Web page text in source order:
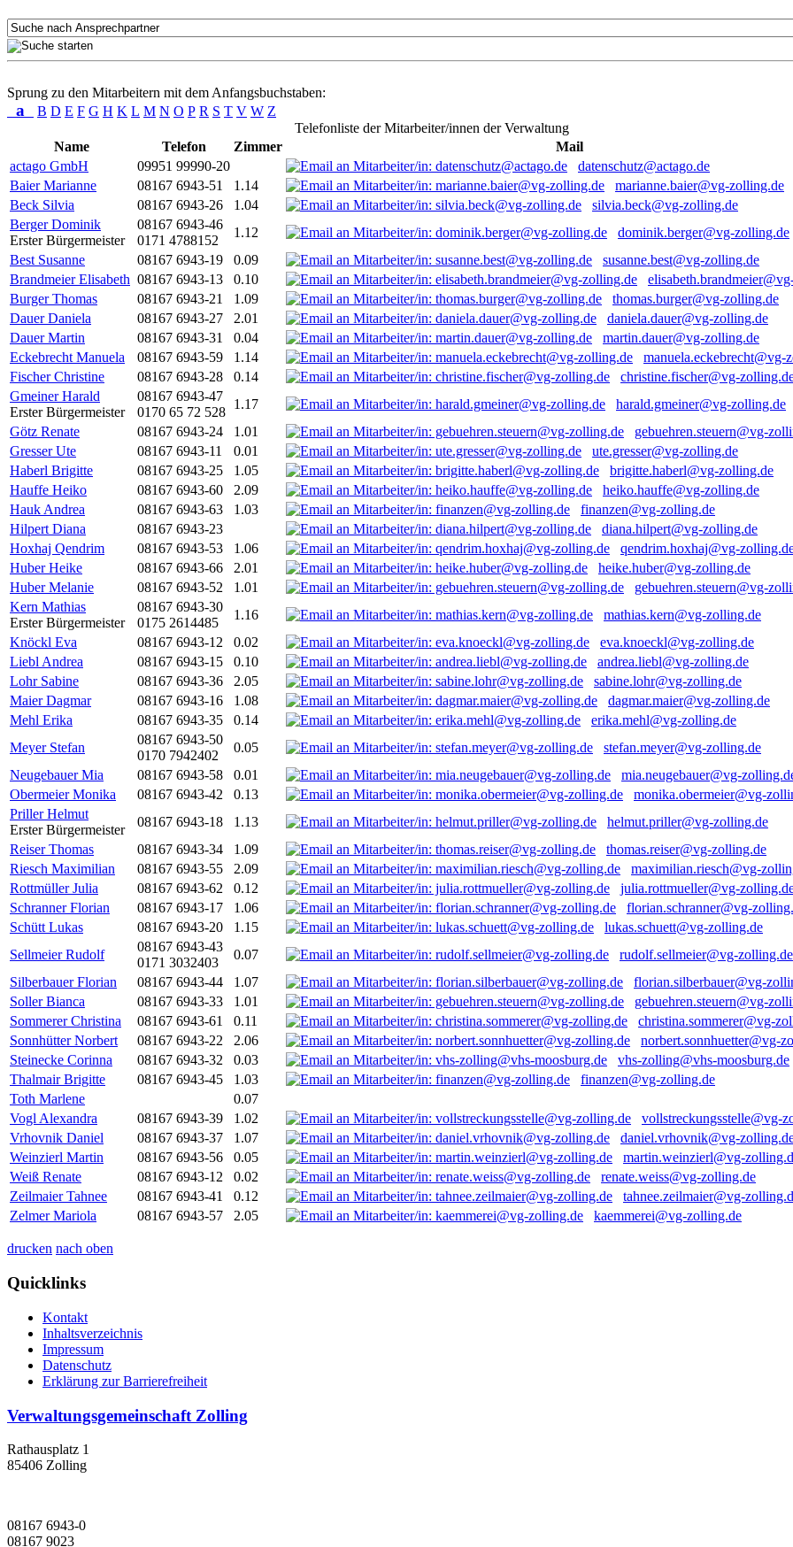
Sprung zu den Mitarbeitern mit dem Anfangsbuchstaben:
a B D E F G H K L M N O P R S T V W Z
Telefonliste der Mitarbeiter/innen der Verwaltung
Name
Telefon Zimmer
Mail
actago GmbH
09951 99990-20
datenschutz@actago.de
Baier Marianne
08167 6943-51 1.14
marianne.baier@vg-zolling.de
Beck Silvia
08167 6943-26 1.04
silvia.beck@vg-zolling.de
Berger Dominik
Erster Bürgermeister
08167 6943-46
0171 4788152
1.12
dominik.berger@vg-zolling.de
Best Susanne
08167 6943-19 0.09
susanne.best@vg-zolling.de
Brandmeier Elisabeth 08167 6943-13 0.10
Burger Thomas
08167 6943-21 1.09
thomas.burger@vg-zolling.de
Dauer Daniela
08167 6943-27 2.01
daniela.dauer@vg-zolling.de
Dauer Martin
08167 6943-31 0.04
martin.dauer@vg-zolling.de
Eckebrecht Manuela
08167 6943-59 1.14
manuela.eckebrecht@vg-
Fischer Christine
08167 6943-28 0.14
christine.fischer@vg-
Gmeiner Harald
Erster Bürgermeister
08167 6943-47
0170 65 72 528
1.17
harald.gmeiner@vg-zolling.de
Götz Renate
08167 6943-24 1.01
gebuehren.steuern@vg-
Gresser Ute
08167 6943-11 0.01
ute.gresser@vg-zolling.de
Haberl Brigitte
08167 6943-25 1.05
brigitte.haberl@vg-zolling.de
Hauffe Heiko
08167 6943-60 2.09
heiko.hauffe@vg-zolling.de
Hauk Andrea
08167 6943-63 1.03
finanzen@vg-zolling.de
Hilpert Diana
08167 6943-23
diana.hilpert@vg-zolling.de
Hoxhaj Qendrim
08167 6943-53 1.06
qendrim.hoxhaj@vg-
Huber Heike
08167 6943-66 2.01
heike.huber@vg-zolling.de
Huber Melanie
08167 6943-52 1.01
gebuehren.steuern@vg-
Kern Mathias
Erster Bürgermeister
08167 6943-30
0175 2614485
1.16
mathias.kern@vg-zolling.de
Knöckl Eva
08167 6943-12 0.02
eva.knoeckl@vg-zolling.de
Liebl Andrea
08167 6943-15 0.10
andrea.liebl@vg-zolling.de
Lohr Sabine
08167 6943-36 2.05
sabine.lohr@vg-zolling.de
Maier Dagmar
08167 6943-16 1.08
dagmar.maier@vg-zolling.de
Mehl Erika
08167 6943-35 0.14
erika.mehl@vg-zolling.de
Meyer Stefan
08167 6943-50
0170 7942402
0.05
stefan.meyer@vg-zolling.de
Neugebauer Mia
08167 6943-58 0.01
mia.neugebauer@vg-
Obermeier Monika
08167 6943-42 0.13
monika.obermeier@vg-
Priller Helmut
Erster Bürgermeister
08167 6943-18 1.13
helmut.priller@vg-zolling.de
Reiser Thomas
08167 6943-34 1.09
thomas.reiser@vg-zolling.de
Riesch Maximilian
08167 6943-55 2.09
maximilian.riesch@vg-
Rottmüller Julia
08167 6943-62 0.12
julia.rottmueller@vg-
Schranner Florian
08167 6943-17 1.06
florian.schranner@vg-
Schütt Lukas
08167 6943-20 1.15
lukas.schuett@vg-zolling.de
Sellmeier Rudolf
08167 6943-43
0171 3032403
0.07
rudolf.sellmeier@vg-zolling.de
Silberbauer Florian
08167 6943-44 1.07
florian.silberbauer@vg-
Soller Bianca
08167 6943-33 1.01
gebuehren.steuern@vg-
Sommerer Christina
08167 6943-61 0.11
christina.sommerer@vg-
Sonnhütter Norbert
08167 6943-22 2.06
norbert.sonnhuetter@vg-
Steinecke Corinna
08167 6943-32 0.03
vhs-zolling@vhs-moosburg.de
Thalmair Brigitte
08167 6943-45 1.03
finanzen@vg-zolling.de
Toth Marlene
0.07
Vogl Alexandra
08167 6943-39 1.02
vollstreckungsstelle@vg-
Vrhovnik Daniel
08167 6943-37 1.07
daniel.vrhovnik@vg-
Weinzierl Martin
08167 6943-56 0.05
martin.weinzierl@vg-
Weiß Renate
08167 6943-12 0.02
renate.weiss@vg-zolling.de
Zeilmaier Tahnee
08167 6943-41 0.12
tahnee.zeilmaier@vg-
Zelmer Mariola
08167 6943-57 2.05 kaemmerei@vg-zolling.de
drucken nach oben
Quicklinks
Kontakt
Inhaltsverzeichnis
Impressum
Datenschutz
Erklärung zur Barrierefreiheit
Verwaltungsgemeinschaft Zolling
Rathausplatz 1
85406 Zolling
08167 6943-0
08167 9023